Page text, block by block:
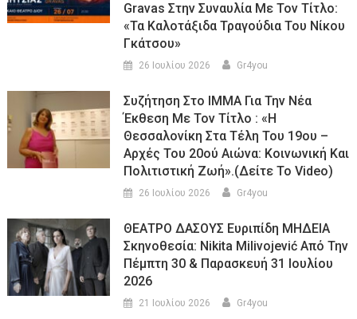
Gravas Στην Συναυλία Με Τον Τίτλο:
«τα Καλοτάξιδα Τραγούδια Του Νίκου
Γκάτσου»
26 Ιουλίου 2026 Gr4you
Συζήτηση Στο ΙΜΜΑ Για Την Νέα
Έκθεση Με Τον Τίτλο : «Η
Θεσσαλονίκη Στα Τέλη Του 19ου –
Αρχές Του 20ού Αιώνα: Κοινωνική Και
Πολιτιστική Ζωή».(Δείτε Το Video)
26 Ιουλίου 2026 Gr4you
ΘΕΑΤΡΟ ΔΑΣΟΥΣ Ευριπίδη ΜΗΔΕΙΑ
Σκηνοθεσία: Nikita Milivojević Από Την
Πέμπτη 30 & Παρασκευή 31 Ιουλίου
2026
21 Ιουλίου 2026 Gr4you